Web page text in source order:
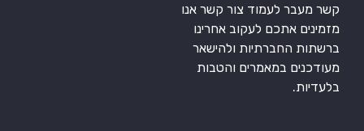
קשר מעבר לעמוד צור קשר אנו
מזמינים אתכם לעקוב אחרינו
ברשתות החברתיות ולהישאר
מעודכנים במאמרים והטבות
בלעדיות.